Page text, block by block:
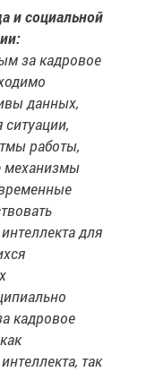
и социальной
за кадровое
данных,
работы,
механизмы
для
кадровое
так